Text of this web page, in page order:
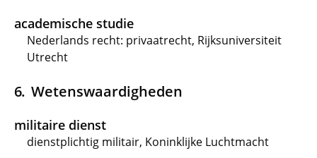
academische studie
Nederlands recht: privaatrecht, Rijksuniversiteit
Utrecht
Wetenswaardigheden
militaire dienst
dienstplichtig militair, Koninklijke Luchtmacht